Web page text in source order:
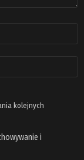
kolejnych
i